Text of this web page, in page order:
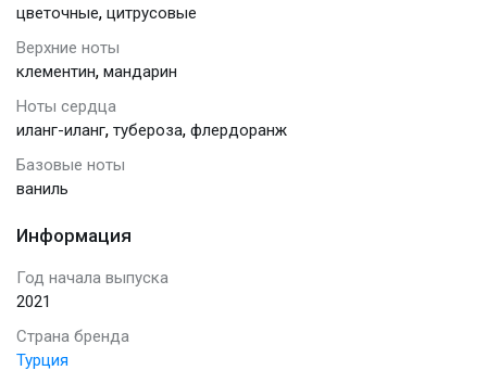
цветочные, цитрусовые
Верхние ноты
клементин, мандарин
Ноты сердца
иланг-иланг, тубероза, флердоранж
Базовые ноты
ваниль
Информация
Год начала выпуска
2021
Страна бренда
Турция